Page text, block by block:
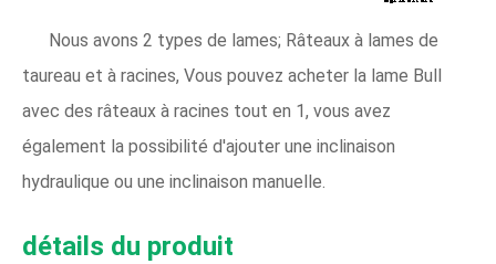
Nous avons 2 types de lames; Râteaux à lames de
taureau et à racines, Vous pouvez acheter la lame Bull
avec des râteaux à racines tout en 1, vous avez
également la possibilité d'ajouter une inclinaison
hydraulique ou une inclinaison manuelle.
détails du produit